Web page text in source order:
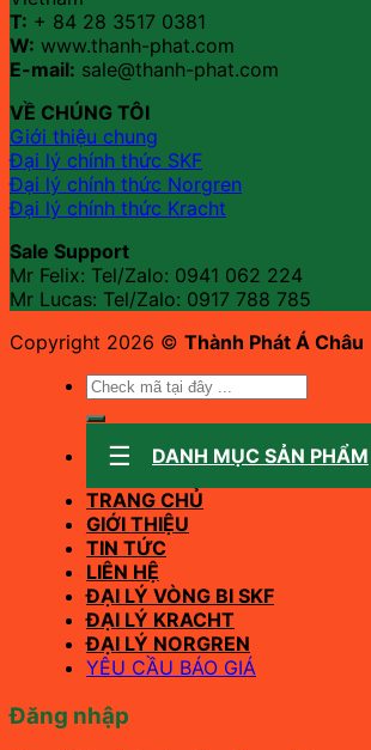
T: + 84 28 3517 0381
W: www.thanh-phat.com
E-mail: sale@thanh-phat.com
VỀ CHÚNG TÔI
Giới thiệu chung
Đại lý chính thức SKF
Đại lý chính thức Norgren
Đại lý chính thức Kracht
Sale Support
Mr Felix: Tel/Zalo: 0941 062 224
Mr Lucas: Tel/Zalo: 0917 788 785
Copyright 2026 © Thành Phát Á Châu
Tìm
DANH MỤC SẢN PHẨM
TRANG CHỦ
GIỚI THIỆU
TIN TỨC
LIÊN HỆ
ĐẠI LÝ VÒNG BI SKF
ĐẠI LÝ KRACHT
ĐẠI LÝ NORGREN
YÊU CẦU BÁO GIÁ
Đăng nhập